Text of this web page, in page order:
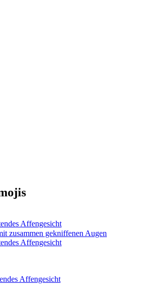
Affengesicht
zusammen gekniffenen Augen
Affengesicht
Affengesicht